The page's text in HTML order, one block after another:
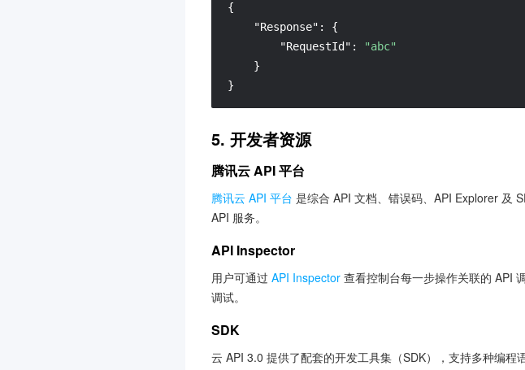
{
"Response" :
{
"RequestId" :
"abc"
}
}
5. 开发者资源
腾讯云 API 平台
腾讯云 API 平台 是综合 API 文档、错误码、API Explorer 及
API 服务。
API Inspector
用户可通过 API Inspector 查看控制台每一步操作关联的 API
调试。
SDK
云 API 3.0 提供了配套的开发工具集（SDK），支持多种编程